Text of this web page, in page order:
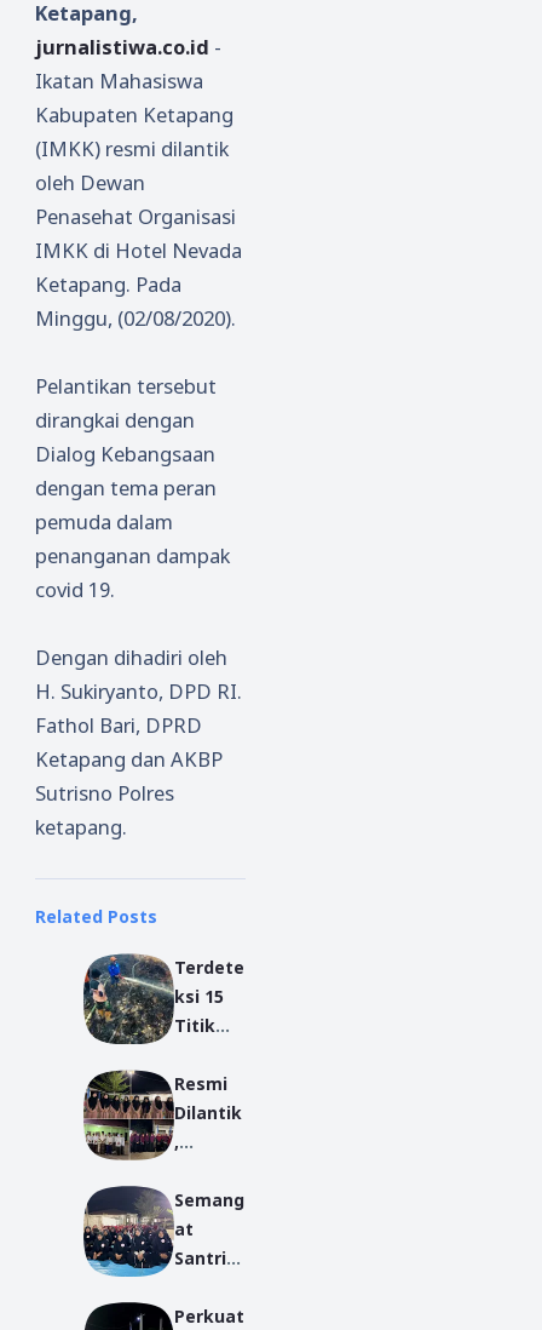
Ketapang,
jurnalistiwa.co.id -
Ikatan Mahasiswa
Kabupaten Ketapang
(IMKK) resmi dilantik
oleh Dewan
Penasehat Organisasi
IMKK di Hotel Nevada
Ketapang. Pada
Minggu, (02/08/2020).
Pelantikan tersebut
dirangkai dengan
Dialog Kebangsaan
dengan tema peran
pemuda dalam
penanganan dampak
covid 19.
Dengan dihadiri oleh
H. Sukiryanto, DPD RI.
Fathol Bari, DPRD
Ketapang dan AKBP
Sutrisno Polres
ketapang.
Related Posts
Terdete
ksi 15
Titik
Kalbar
Resmi
Dilantik
,
us Baru
Ponpes
Miftahu
Siap
Semang
at
Santri
Warnai
Perkuat